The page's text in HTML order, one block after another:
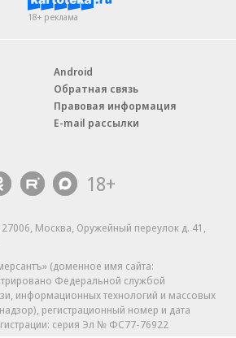
18+ реклама
Android
Обратная связь
Правовая информация
E-mail рассылки
18+
Москва, Оружейный переулок д. 41,
(доменное имя сайта:
Федеральной службой
информационных технологий и массовых
регистрационный номер и дата
серия Эл № ФС77-76922